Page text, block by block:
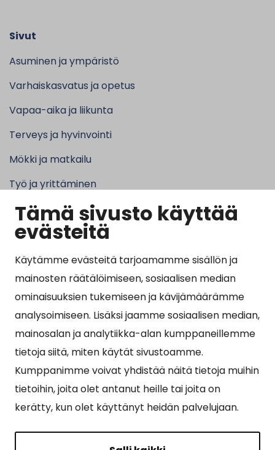
Tämä sivusto käyttää
evästeitä
Käytämme evästeitä tarjoamamme sisällön ja
mainosten räätälöimiseen, sosiaalisen median
ominaisuuksien tukemiseen ja kävijämäärämme
analysoimiseen. Lisäksi jaamme sosiaalisen median,
mainosalan ja analytiikka-alan kumppaneillemme
tietoja siitä, miten käytät sivustoamme.
Kumppanimme voivat yhdistää näitä tietoja muihin
tietoihin, joita olet antanut heille tai joita on
kerätty, kun olet käyttänyt heidän palvelujaan.
Sivut
Asuminen ja ympäristö
Varhaiskasvatus ja opetus
Vapaa-aika ja liikunta
Terveys ja hyvinvointi
Mökki ja matkailu
Työ ja yrittäminen
Kunta ja hallinto
Suosituimmat sivut
Esityslistat, pöytäkirjat, viranhaltijapäätökset ja
kuulutukset
Tietoa ja ohjeistusta koronavirukseen liittyen
Asiointipiste
Sähköinen asiointi
Yhteydenotto